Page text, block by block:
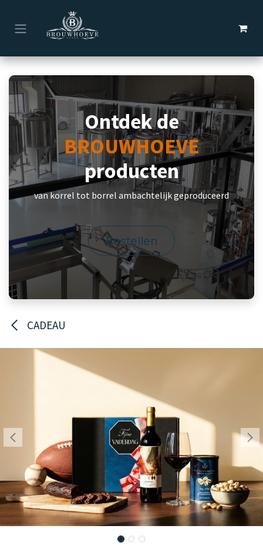
Overslaan naar inhoud
Ontdek de
BROUWHOEVE
producten
van korrel tot borrel ambachtelijk geproduceerd
Bestellen
CADEAU